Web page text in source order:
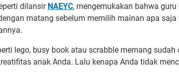
dilansir NAEYC, mengemukakan bahwa
matang sebelum memilih mainan apa
lego, busy book atau scrabble memang
anak Anda. Lalu kenapa Anda tidak